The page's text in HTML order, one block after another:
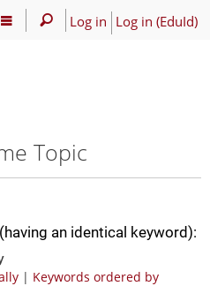
Log in Log in (EduId)
Topic
an identical keyword):
| Keywords ordered by